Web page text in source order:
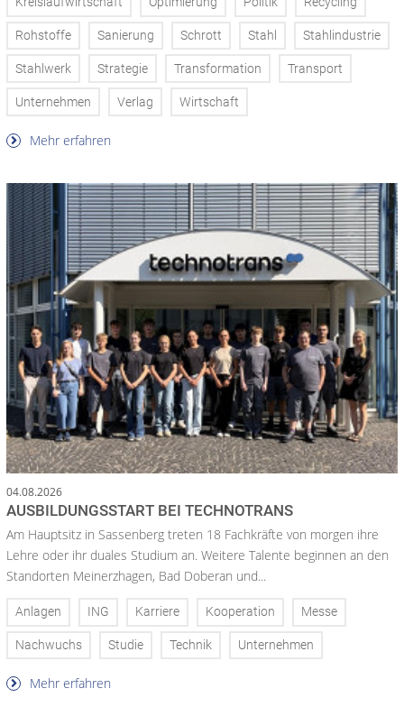
Rohstoffe Sanierung Schrott Stahl Stahlindustrie
Stahlwerk Strategie Transformation Transport
Unternehmen Verlag Wirtschaft
Mehr erfahren
04.08.2026
AUSBILDUNGSSTART BEI TECHNOTRANS
Am Hauptsitz in Sassenberg treten 18 Fachkräfte von morgen ihre
Lehre oder ihr duales Studium an. Weitere Talente beginnen an den
Standorten Meinerzhagen, Bad Doberan und...
Anlagen ING Karriere Kooperation Messe
Nachwuchs Studie Technik Unternehmen
Mehr erfahren